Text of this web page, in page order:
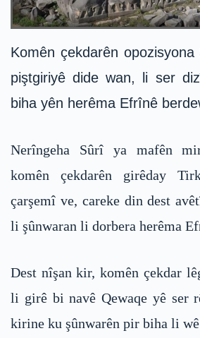
Komên çekdarên
piştgiriyê dide wan, li ser
biha yên herêma Efrînê
Nerîngeha Sûrî ya mafên
komên çekdarên girêday
çarşemî ve, careke din dest
li şûnwaran li dorbera herêma
Dest nîşan kir, komên çekdar
li girê bi navê Qewaqe yê ser
kirine ku şûnwarên pir biha li wê